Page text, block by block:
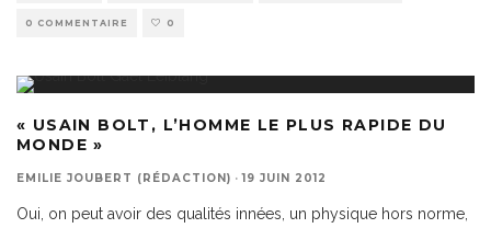
0 COMMENTAIRE 0
« USAIN BOLT, L’HOMME LE PLUS RAPIDE DU
MONDE »
EMILIE JOUBERT (RÉDACTION) · 19 JUIN 2012
Oui, on peut avoir des qualités innées, un physique hors norme,